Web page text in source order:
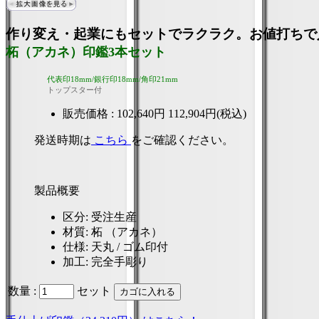
作り変え・起業にもセットでラクラク。お値打ち
柘（アカネ）印鑑3本セット
代表印18mm/銀行印18mm/角印21mm
トップスター付
販売価格 : 102,640円 112,904円(税込)
発送時期は こちら をご確認ください。
製品概要
区分: 受注生産
材質: 柘 （アカネ）
仕様: 天丸 / ゴム印付
加工: 完全手彫り
数量 : セット